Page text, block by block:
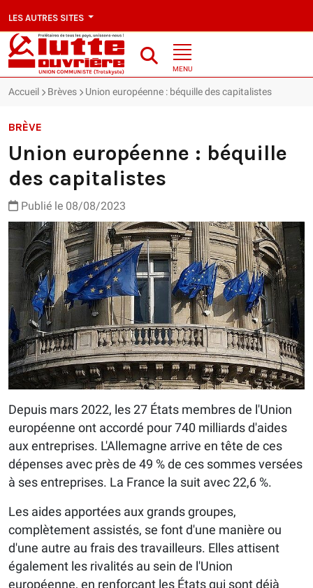
LES AUTRES SITES
MENU
Accueil Brèves Union européenne : béquille des capitalistes
BRÈVE
Union européenne : béquille
des capitalistes
Publié le 08/08/2023
Depuis mars 2022, les 27 États membres de l'Union
européenne ont accordé pour 740 milliards d'aides
aux entreprises. L'Allemagne arrive en tête de ces
dépenses avec près de 49 % de ces sommes versées
à ses entreprises. La France la suit avec 22,6 %.
Les aides apportées aux grands groupes,
complètement assistés, se font d'une manière ou
d'une autre au frais des travailleurs. Elles attisent
également les rivalités au sein de l'Union
européenne, en renforçant les États qui sont déjà